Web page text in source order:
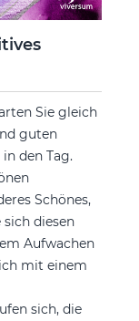
Sie gleich
guten
in den Tag.
Schönes,
sich diesen
Aufwachen
mit einem
sich, die